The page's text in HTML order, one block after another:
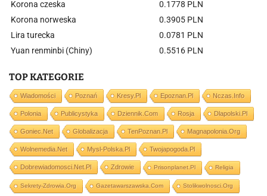
Korona czeska
0.1778 PLN
Korona norweska
0.3905 PLN
Lira turecka
0.0781 PLN
Yuan renminbi (Chiny)
0.5516 PLN
TOP KATEGORIE
Wiadomości Poznań Kresy.pl Epoznan.pl Nczas.info
Polonia Publicystyka Dziennik.com Rosja Dlapolski.pl
Goniec.net Globalizacja TenPoznan.pl Magnapolonia.org
Wolnemedia.net Mysl-Polska.pl Twojapogoda.pl
Dobrewiadomosci.net.pl Zdrowie Prisonplanet.pl Religia
Sekrety-Zdrowia.org Gazetawarszawska.com Stolikwolnosci.org